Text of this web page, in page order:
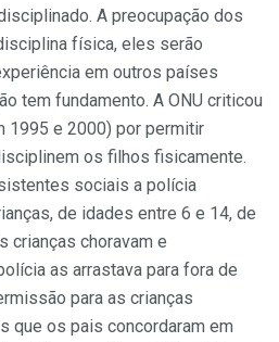
A preocupação dos
física, eles serão
em outros países
tem fundamento. A ONU criticou
1995 e 2000) por permitir
os filhos fisicamente.
sociais a polícia
de idades entre 6 e 14, de
crianças choravam e
as arrastava para fora de
para as crianças
que os pais concordaram em